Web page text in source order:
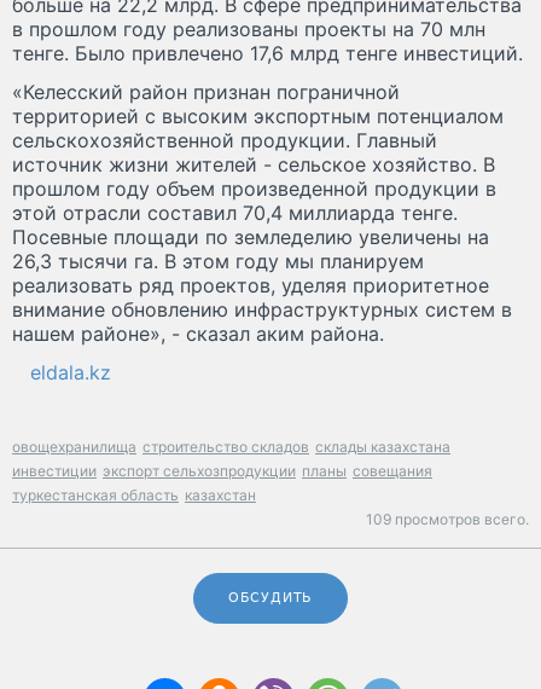
больше на 22,2 млрд. В сфере предпринимательства
в прошлом году реализованы проекты на 70 млн
тенге. Было привлечено 17,6 млрд тенге инвестиций.
«Келесский район признан пограничной
территорией с высоким экспортным потенциалом
сельскохозяйственной продукции. Главный
источник жизни жителей - сельское хозяйство. В
прошлом году объем произведенной продукции в
этой отрасли составил 70,4 миллиарда тенге.
Посевные площади по земледелию увеличены на
26,3 тысячи га. В этом году мы планируем
реализовать ряд проектов, уделяя приоритетное
внимание обновлению инфраструктурных систем в
нашем районе», - сказал аким района.
eldala.kz
овощехранилища строительство складов склады казахстана
инвестиции экспорт сельхозпродукции планы совещания
туркестанская область казахстан
109 просмотров всего.
ОБСУДИТЬ